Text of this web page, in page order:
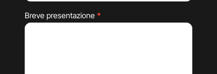
Breve presentazione *